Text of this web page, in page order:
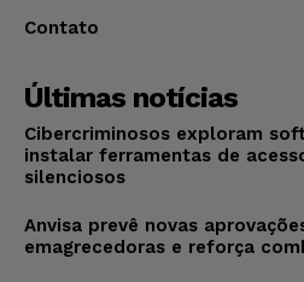
Contato
Últimas notícias
Cibercriminosos exploram
instalar ferramentas de
silenciosos
Anvisa prevê novas
emagrecedoras e reforça